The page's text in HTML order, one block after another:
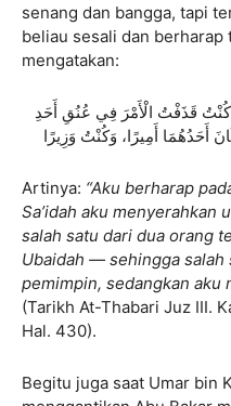
senang dan bangga, tapi
beliau sesali dan berharap
mengatakan:
قَذَفْتُ الْأَمْرَ فِي عُنُقِ أَحَدِ
Artinya: “Aku berharap
Sa’idah aku menyerahkan
salah satu dari dua orang
Ubaidah — sehingga
pemimpin, sedangkan aku
(Tarikh At-Thabari Juz III.
Hal. 430).
Begitu juga saat Umar bin